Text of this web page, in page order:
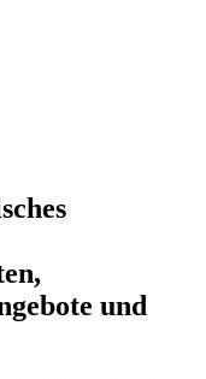
und